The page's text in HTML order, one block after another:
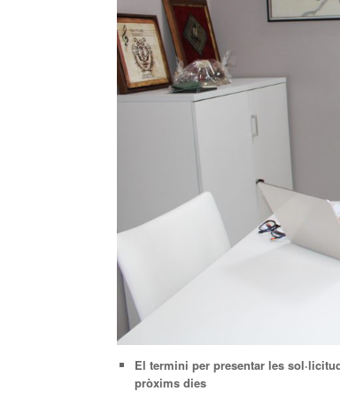
El termini per presentar les
pròxims dies